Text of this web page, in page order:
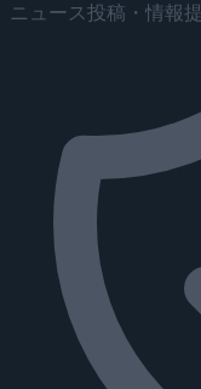
ニュース投稿・情報